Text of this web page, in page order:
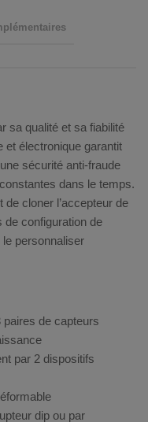
sa qualité et sa fiabilité
et électronique garantit
sécurité anti-fraude
dans le temps.
cloner l’accepteur de
de configuration de
personnaliser
paires de capteurs
par 2 dispositifs
dip ou par